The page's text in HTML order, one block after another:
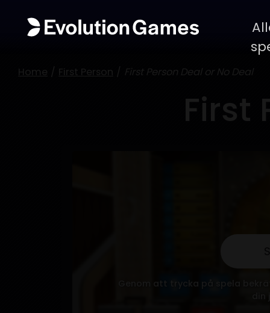
Home First Person First Person Deal or No Deal
First
Genom att trycka på spela